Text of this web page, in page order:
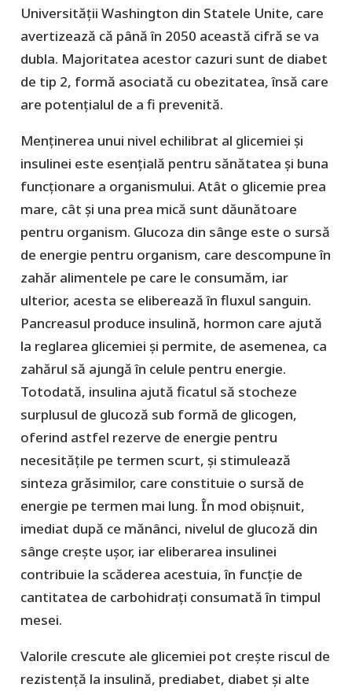
Universităţii Washington din Statele Unite, care
avertizează că până în 2050 această cifră se va
dubla. Majoritatea acestor cazuri sunt de diabet
de tip 2, formă asociată cu obezitatea, însă care
are potențialul de a fi prevenită.
Menținerea unui nivel echilibrat al glicemiei și
insulinei este esențială pentru sănătatea și buna
funcționare a organismului. Atât o glicemie prea
mare, cât și una prea mică sunt dăunătoare
pentru organism. Glucoza din sânge este o sursă
de energie pentru organism, care descompune în
zahăr alimentele pe care le consumăm, iar
ulterior, acesta se eliberează în fluxul sanguin.
Pancreasul produce insulină, hormon care ajută
la reglarea glicemiei și permite, de asemenea, ca
zahărul să ajungă în celule pentru energie.
Totodată, insulina ajută ficatul să stocheze
surplusul de glucoză sub formă de glicogen,
oferind astfel rezerve de energie pentru
necesitățile pe termen scurt, și stimulează
sinteza grăsimilor, care constituie o sursă de
energie pe termen mai lung. În mod obișnuit,
imediat după ce mănânci, nivelul de glucoză din
sânge crește ușor, iar eliberarea insulinei
contribuie la scăderea acestuia, în funcție de
cantitatea de carbohidrați consumată în timpul
mesei.
Valorile crescute ale glicemiei pot crește riscul de
rezistență la insulină, prediabet, diabet și alte